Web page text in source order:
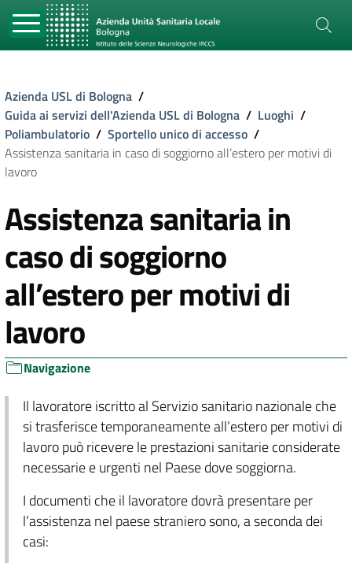
Azienda USL di Bologna /
Guida ai servizi dell'Azienda USL di Bologna / Luoghi /
Poliambulatorio / Sportello unico di accesso /
Assistenza sanitaria in caso di soggiorno all’estero per motivi di
lavoro
Assistenza sanitaria in
caso di soggiorno
all’estero per motivi di
lavoro
Navigazione
Il lavoratore iscritto al Servizio sanitario nazionale che
si trasferisce temporaneamente all’estero per motivi di
lavoro può ricevere le prestazioni sanitarie considerate
necessarie e urgenti nel Paese dove soggiorna.
I documenti che il lavoratore dovrà presentare per
l’assistenza nel paese straniero sono, a seconda dei
casi: